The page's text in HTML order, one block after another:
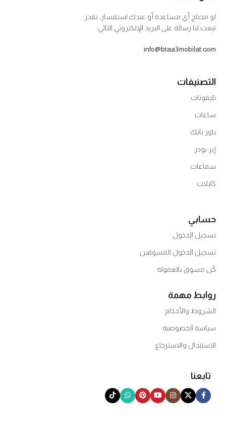
لو محتاج أي مساعدة أو عندك استفسار، تقدر
تبعت لنا رسالة على البريد الإلكتروني التالي:
info@btaa3mobilat.com
التصنيفات
تليفونات
ساعات
باور بانك
إير بودز
سماعات
كابلات
حسابي
تسجيل الدخول
تسجيل الدخول المسوقين
كُن مسوق بالعمولة
روابط مهمة
الشروط والأحكام
سياسة الخصوصية
الاستبدال والاسترجاع
تابعنا